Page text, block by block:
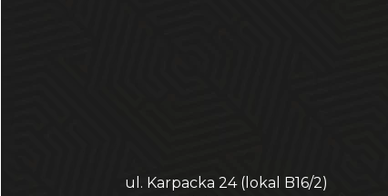
ul. Karpacka 24 (lokal B16/2)